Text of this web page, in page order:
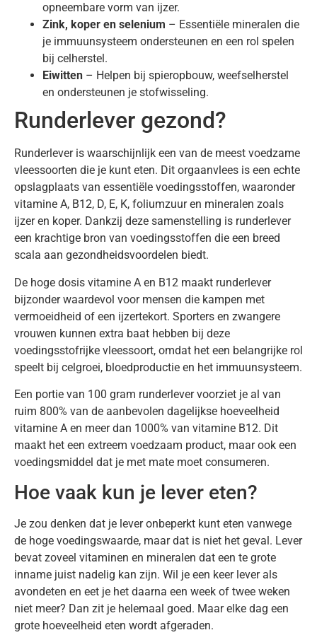
opneembare vorm van ijzer.
Zink, koper en selenium – Essentiële mineralen die
je immuunsysteem ondersteunen en een rol spelen
bij celherstel.
Eiwitten – Helpen bij spieropbouw, weefselherstel
en ondersteunen je stofwisseling.
Runderlever gezond?
Runderlever is waarschijnlijk een van de meest voedzame
vleessoorten die je kunt eten. Dit orgaanvlees is een echte
opslagplaats van essentiële voedingsstoffen, waaronder
vitamine A, B12, D, E, K, foliumzuur en mineralen zoals
ijzer en koper. Dankzij deze samenstelling is runderlever
een krachtige bron van voedingsstoffen die een breed
scala aan gezondheidsvoordelen biedt.
De hoge dosis vitamine A en B12 maakt runderlever
bijzonder waardevol voor mensen die kampen met
vermoeidheid of een ijzertekort. Sporters en zwangere
vrouwen kunnen extra baat hebben bij deze
voedingsstofrijke vleessoort, omdat het een belangrijke rol
speelt bij celgroei, bloedproductie en het immuunsysteem.
Een portie van 100 gram runderlever voorziet je al van
ruim 800% van de aanbevolen dagelijkse hoeveelheid
vitamine A en meer dan 1000% van vitamine B12. Dit
maakt het een extreem voedzaam product, maar ook een
voedingsmiddel dat je met mate moet consumeren.
Hoe vaak kun je lever eten?
Je zou denken dat je lever onbeperkt kunt eten vanwege
de hoge voedingswaarde, maar dat is niet het geval. Lever
bevat zoveel vitaminen en mineralen dat een te grote
inname juist nadelig kan zijn. Wil je een keer lever als
avondeten en eet je het daarna een week of twee weken
niet meer? Dan zit je helemaal goed. Maar elke dag een
grote hoeveelheid eten wordt afgeraden.